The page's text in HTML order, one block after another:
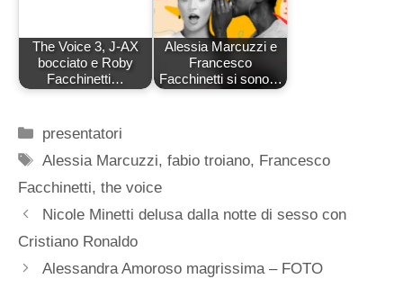
The Voice 3, J-AX
bocciato e Roby
Facchinetti…
Alessia Marcuzzi e
Francesco
Facchinetti si sono…
Categorie
presentatori
Tag
Alessia Marcuzzi,fabio troiano, Francesco
Facchinetti, the voice
Nicole Minetti delusa dalla notte di sesso con
Cristiano Ronaldo
Alessandra Amoroso magrissima – FOTO